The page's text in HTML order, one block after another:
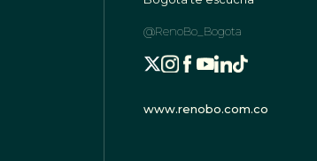
@RenoBo_Bogota
www.renobo.com.co